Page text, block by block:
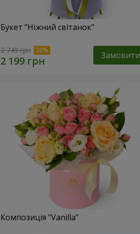
Букет "Ніжний світанок"
2 749 грн Замовити
Композиція "Vanilla"